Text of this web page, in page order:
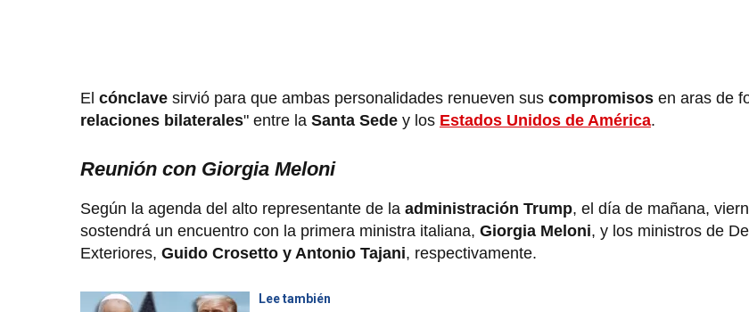
El cónclave sirvió para que ambas personalidades renueven sus compromisos en aras de
relaciones bilaterales" entre la Santa Sede y los Estados Unidos de América.
Reunión con Giorgia Meloni
Según la agenda del alto representante de la administración Trump, el día de mañana,
sostendrá un encuentro con la primera ministra italiana, Giorgia Meloni, y los ministros de
Exteriores, Guido Crosetto y Antonio Tajani, respectivamente.
Lee también